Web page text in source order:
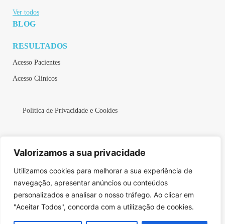
Valorizamos a sua privacidade
Utilizamos cookies para melhorar a sua experiência de
navegação, apresentar anúncios ou conteúdos
personalizados e analisar o nosso tráfego. Ao clicar em
"Aceitar Todos", concorda com a utilização de cookies.
Ver todos
BLOG
RESULTADOS
Acesso Pacientes
Acesso Clínicos
Política de Privacidade e Cookies
MARCAÇÕES